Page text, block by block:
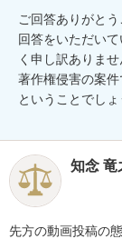
ご回答ありがとう
回答をいただい
く申し訳ありませ
著作権侵害の案
ということでしょ
知念 竜
先方の動画投稿の